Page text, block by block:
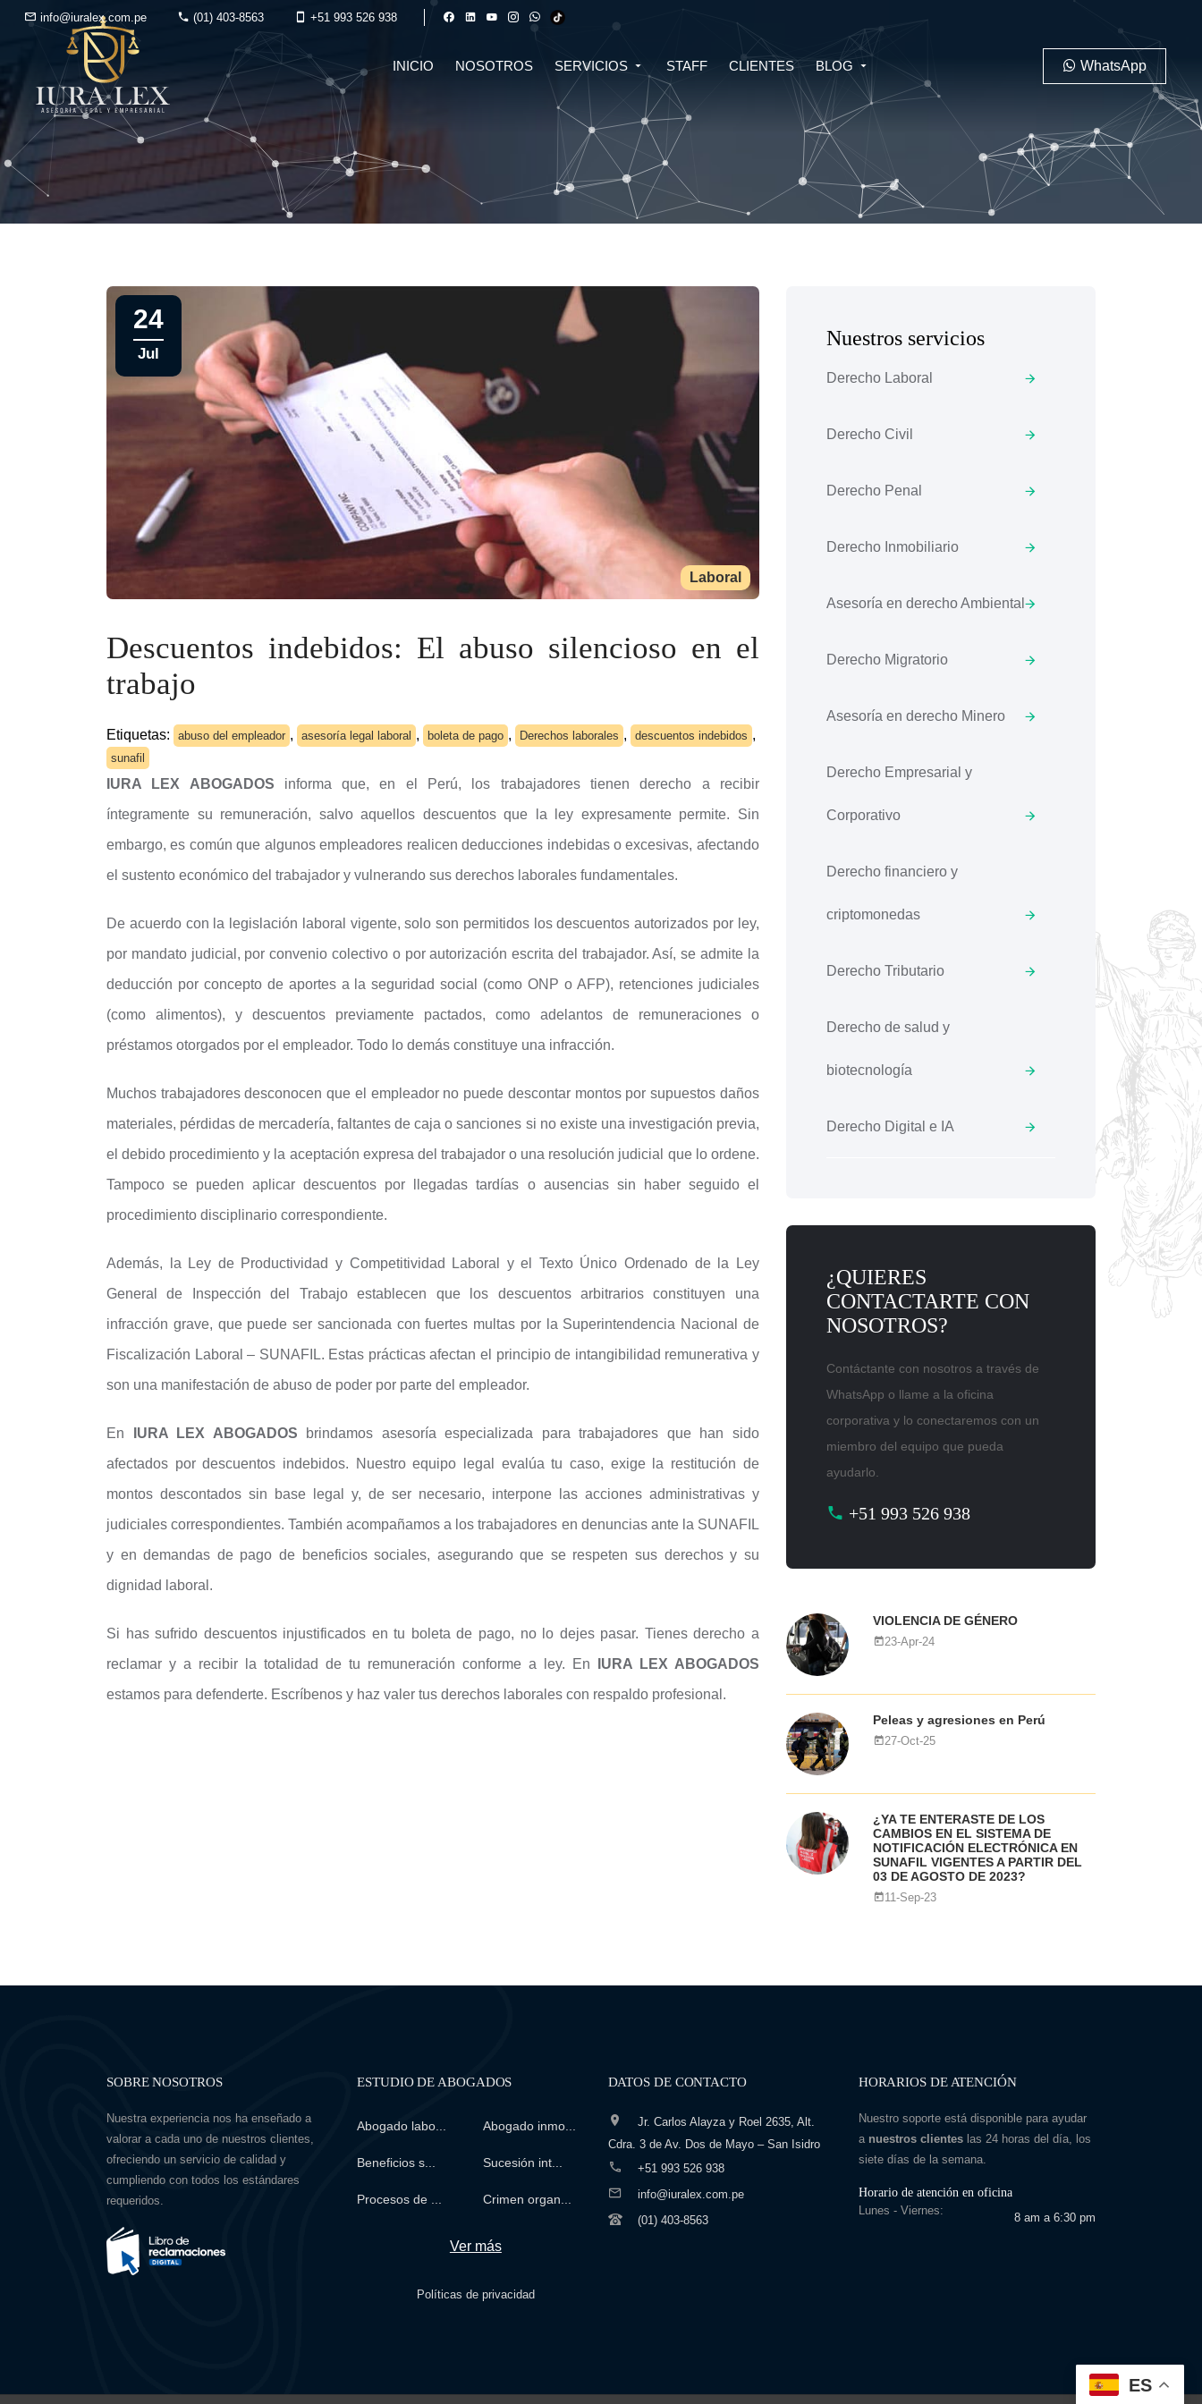
info@iuralex.com.pe (01) 403-8563 +51 993 526 938
INICIO NOSOTROS SERVICIOS
DERECHO FINANCIERO Y
DERECHO TRIBUTARIO
DERECHO DE SALUD Y
BIOTECNOLOGÍA
CORPORATIVO
DERECHO DIGITAL E IA
DERECHO MIGRATORIO
ASESORÍA EN DERECHO AMBIENTAL ASESORÍA EN DERECHO MINERO
STAFF CLIENTES BLOG
CIVIL PENAL
INMOBILIARIO
WhatsApp
Laboral
24
Jul
Descuentos indebidos: El abuso silencioso en el
trabajo
Etiquetas: abuso del empleador , asesoría legal laboral , boleta de pago , Derechos laborales , descuentos indebidos ,
sunafil
IURA LEX ABOGADOS informa que, en el Perú, los trabajadores tienen derecho a recibir
íntegramente su remuneración, salvo aquellos descuentos que la ley expresamente permite. Sin
embargo, es común que algunos empleadores realicen deducciones indebidas o excesivas, afectando
el sustento económico del trabajador y vulnerando sus derechos laborales fundamentales.
De acuerdo con la legislación laboral vigente, solo son permitidos los descuentos autorizados por ley,
por mandato judicial, por convenio colectivo o por autorización escrita del trabajador. Así, se admite la
deducción por concepto de aportes a la seguridad social (como ONP o AFP), retenciones judiciales
(como alimentos), y descuentos previamente pactados, como adelantos de remuneraciones o
préstamos otorgados por el empleador. Todo lo demás constituye una infracción.
Muchos trabajadores desconocen que el empleador no puede descontar montos por supuestos daños
materiales, pérdidas de mercadería, faltantes de caja o sanciones si no existe una investigación previa,
el debido procedimiento y la aceptación expresa del trabajador o una resolución judicial que lo ordene.
Tampoco se pueden aplicar descuentos por llegadas tardías o ausencias sin haber seguido el
procedimiento disciplinario correspondiente.
Además, la Ley de Productividad y Competitividad Laboral y el Texto Único Ordenado de la Ley
General de Inspección del Trabajo establecen que los descuentos arbitrarios constituyen una
infracción grave, que puede ser sancionada con fuertes multas por la Superintendencia Nacional de
Fiscalización Laboral – SUNAFIL. Estas prácticas afectan el principio de intangibilidad remunerativa y
son una manifestación de abuso de poder por parte del empleador.
En IURA LEX ABOGADOS brindamos asesoría especializada para trabajadores que han sido
afectados por descuentos indebidos. Nuestro equipo legal evalúa tu caso, exige la restitución de
montos descontados sin base legal y, de ser necesario, interpone las acciones administrativas y
judiciales correspondientes. También acompañamos a los trabajadores en denuncias ante la SUNAFIL
y en demandas de pago de beneficios sociales, asegurando que se respeten sus derechos y su
dignidad laboral.
Si has sufrido descuentos injustificados en tu boleta de pago, no lo dejes pasar. Tienes derecho a
reclamar y a recibir la totalidad de tu remuneración conforme a ley. En
IURA LEX ABOGADOS
estamos para defenderte. Escríbenos y haz valer tus derechos laborales con respaldo profesional.
Nuestros servicios
Derecho Laboral
Derecho Civil
Derecho Penal
Derecho Inmobiliario
Asesoría en derecho Ambiental
Derecho Migratorio
Asesoría en derecho Minero
Derecho Empresarial y
Corporativo
Derecho financiero y
criptomonedas
Derecho Tributario
Derecho de salud y
biotecnología
Derecho Digital e IA
¿QUIERES
CONTACTARTE CON
NOSOTROS?
Contáctante con nosotros a través de
WhatsApp o llame a la oficina
corporativa y lo conectaremos con un
miembro del equipo que pueda
ayudarlo.
+51 993 526 938
VIOLENCIA DE GÉNERO
23-Apr-24
Peleas y agresiones en Perú
27-Oct-25
¿YA TE ENTERASTE DE LOS
CAMBIOS EN EL SISTEMA DE
NOTIFICACIÓN ELECTRÓNICA EN
SUNAFIL VIGENTES A PARTIR DEL
03 DE AGOSTO DE 2023?
11-Sep-23
SOBRE NOSOTROS
Nuestra experiencia nos ha enseñado a
valorar a cada uno de nuestros clientes,
ofreciendo un servicio de calidad y
cumpliendo con todos los estándares
requeridos.
ESTUDIO DE ABOGADOS
Abogado labo... Abogado inmo...
Beneficios s... Sucesión int...
Procesos de ... Crimen organ...
Ver más
Políticas de privacidad
DATOS DE CONTACTO
Jr. Carlos Alayza y Roel 2635, Alt.
Cdra. 3 de Av. Dos de Mayo – San Isidro
+51 993 526 938
info@iuralex.com.pe
(01) 403-8563
HORARIOS DE ATENCIÓN
Nuestro soporte está disponible para ayudar
a nuestros clienteslas 24 horas del día, los
siete días de la semana.
Horario de atención en oficina
Lunes - Viernes:
8 am a 6:30 pm
ES